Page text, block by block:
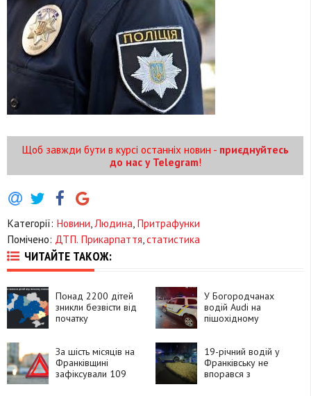
Щоб завжди бути в курсі останніх новин - приєднуйтесь
до нас у Telegram!
Категорії: Новини Людина Притрафунки
Помічено: ДТП. Прикарпаття статистика
ЧИТАЙТЕ ТАКОЖ:
Понад 2200 дітей
зникли безвісти від
початку
У Богородчанах
водій Audi на
пішохідному
За шість місяців на
Франківщині
зафіксували 109
19-річний водій у
Франківську не
впорався з